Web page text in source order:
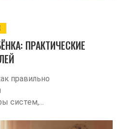
ПРАКТИЧЕСКИЕ
правильно
систем,